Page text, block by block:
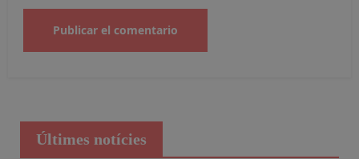
Últimes notícies